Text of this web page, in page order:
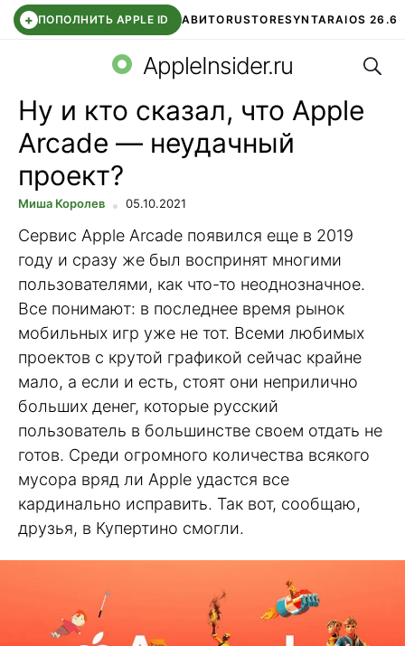
+ ПОПОЛНИТЬ APPLE ID АВИТОRUSTORESYNTARAIOS 26.6
СБЕР КИДС ЧАТ ROBLOXВТБ ОНЛАЙН
AppleInsider.ru
Ну и кто сказал, что Apple
Arcade — неудачный
проект?
Миша Королев 05.10.2021
Сервис Apple Arcade появился еще в 2019
году и сразу же был воспринят многими
пользователями, как что-то неоднозначное.
Все понимают: в последнее время рынок
мобильных игр уже не тот. Всеми любимых
проектов с крутой графикой сейчас крайне
мало, а если и есть, стоят они неприлично
больших денег, которые русский
пользователь в большинстве своем отдать не
готов. Среди огромного количества всякого
мусора вряд ли Apple удастся все
кардинально исправить. Так вот, сообщаю,
друзья, в Купертино смогли.